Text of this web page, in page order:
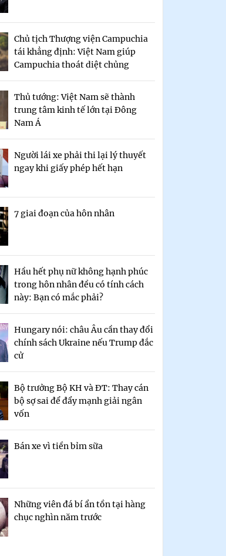
Chủ tịch Thượng viện Campuchia
tái khẳng định: Việt Nam giúp
Campuchia thoát diệt chủng
Thủ tướng: Việt Nam sẽ thành
trung tâm kinh tế lớn tại Đông
Nam Á
Người lái xe phải thi lại lý thuyết
ngay khi giấy phép hết hạn
7 giai đoạn của hôn nhân
Hầu hết phụ nữ không hạnh phúc
trong hôn nhân đều có tính cách
này: Bạn có mắc phải?
Hungary nói: châu Âu cần thay đổi
chính sách Ukraine nếu Trump đắc
cử
Bộ trưởng Bộ KH và ĐT: Thay cán
bộ sợ sai để đẩy mạnh giải ngân
vốn
Bán xe vì tiền bỉm sữa
Những viên đá bí ẩn tồn tại hàng
chục nghìn năm trước